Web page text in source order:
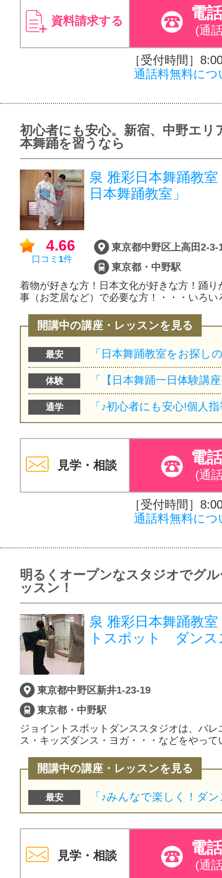
資料請求する 電
(通
［受付時間］
通話料無料につ
初心者にも安心。新宿、中野エリ
本舞踊を習うなら
泉 雅彩日本舞踊教
日本舞踊教室」
4.66
口コミ 1件
東京都中野区上高田2-3-
東京都・中野駅
着物が好きな方！日本文化が好きな方！踊り
事（お芝居など）で必要な方！・・・いろ
開講中の講座・レッスンを見る
最安
体験
通学
見学・相談 電
(通
［受付時間］
通話料無料につ
明るくオープンなスタジオでグ
ッスン！
泉 雅彩日本舞踊教
トスポット ダンス
東京都中野区新井1-23-19
東京都・中野駅
ジョイントスポットダンススタジオは、バレ
ス・キッズダンス・ヨガ・・・などをやっ
開講中の講座・レッスンを見る
最安
見学・相談 電
(通